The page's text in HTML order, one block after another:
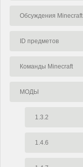
Обсуждения Minecraft
ID предметов
Команды Minecraft
МОДЫ
1.3.2
1.4.6